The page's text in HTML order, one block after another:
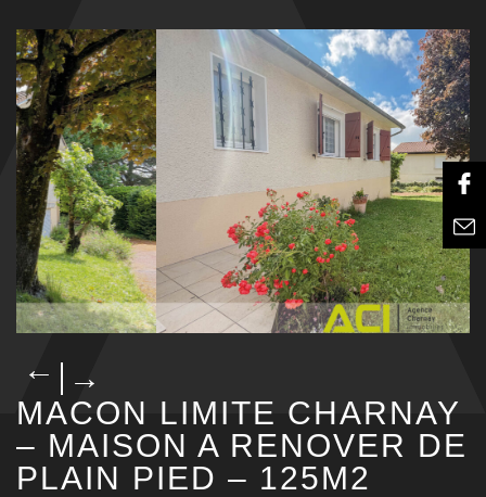
→
→
MACON LIMITE CHARNAY
– MAISON A RENOVER DE
PLAIN PIED – 125M2